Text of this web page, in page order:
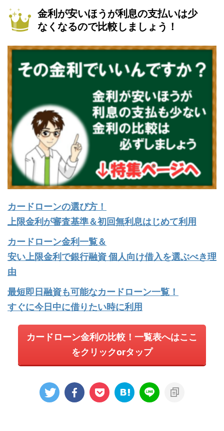
金利が安いほうが利息の支払いは少
なくなるので比較しましょう！
カードローンの選び方！
上限金利が審査基準＆初回無利息はじめて利用
カードローン金利一覧＆
安い上限金利で銀行融資 個人向け借入を選ぶべき理
由
最短即日融資も可能なカードローン一覧！
すぐに今日中に借りたい時に利用
カードローン金利の比較！一覧表へはここ
をクリックorタップ